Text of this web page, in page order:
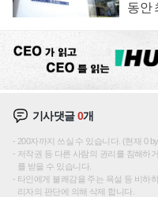
동안
기사댓글0개
200자까지 쓰실 수 있습니다. (현재 0
저작권 등 다른 사람의 권리를 침해하
를 받을 수 있습니다.
타인에게 불쾌감을 주는 욕설 등 비하
리자의 판단에 의해 삭제 합니다.